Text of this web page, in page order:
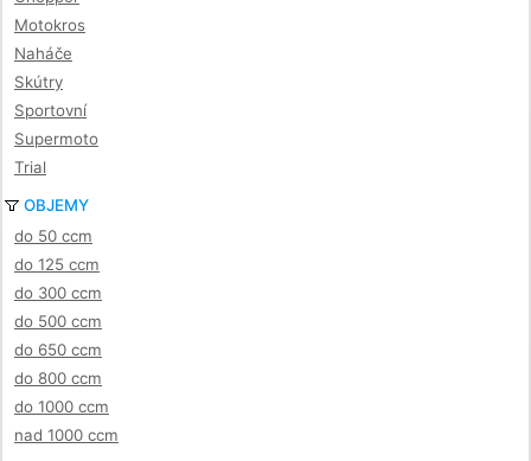
Motokros
Naháče
Skútry
Sportovní
Supermoto
Trial
OBJEMY
do 50 ccm
do 125 ccm
do 300 ccm
do 500 ccm
do 650 ccm
do 800 ccm
do 1000 ccm
nad 1000 ccm